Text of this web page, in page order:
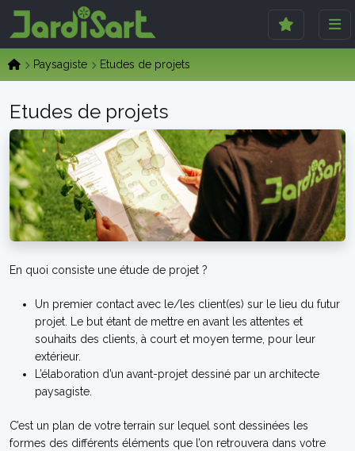
Paysagiste Etudes de projets
Etudes de projets
En quoi consiste une étude de projet ?
Un premier contact avec le/les client(es) sur le lieu du futur
projet. Le but étant de mettre en avant les attentes et
souhaits des clients, à court et moyen terme, pour leur
extérieur.
L’élaboration d’un avant-projet dessiné par un architecte
paysagiste.
C’est un plan de votre terrain sur lequel sont dessinées les
formes des différents éléments que l’on retrouvera dans votre